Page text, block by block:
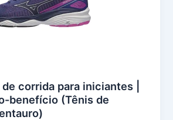
corrida para iniciantes |
benefício (Tênis de